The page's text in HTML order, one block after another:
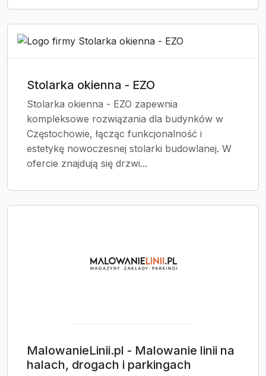
Stolarka okienna - EZO
Stolarka okienna - EZO zapewnia
kompleksowe rozwiązania dla budynków w
Częstochowie, łącząc funkcjonalność i
estetykę nowoczesnej stolarki budowlanej. W
ofercie znajdują się drzwi...
MalowanieLinii.pl - Malowanie linii na
halach, drogach i parkingach